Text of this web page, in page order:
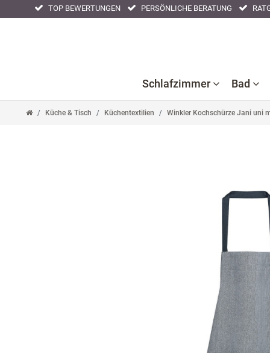
TOP BEWERTUNGEN PERSÖNLICHE BERATUNG
Schlafzimmer Bad
Küche & Tisch Küchentextilien Winkler Kochschürze Jani uni